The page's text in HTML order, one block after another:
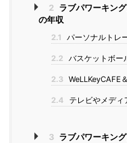
2 ラブパワーキン
の年収
2.1 パーソナルトレ
2.2 バスケットボー
2.3 WeLLKeyCAFE
2.4 テレビやメディ
3 ラブパワーキン